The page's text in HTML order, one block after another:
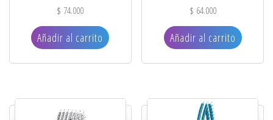
$ 74.000
Añadir al carrito
$ 64.000
Añadir al carrito